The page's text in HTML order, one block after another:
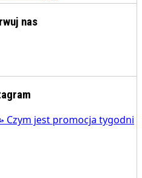
nas
Czym jest promocja tygodni